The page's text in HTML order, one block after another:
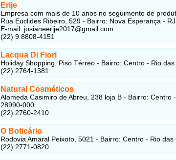
Erije
Empresa com mais de 10 anos no seguimento de
Rua Euclides Ribeiro, 529 - Bairro: Nova Esperança -
E-mail: josianeerije2017@gmail.com
(22) 9.8808-4151
Lacqua Di Fiori
Holiday Shopping, Piso Térreo - Bairro: Centro - Rio
(22) 2764-1381
Natural Cosméticos
Alameda Casimiro de Abreu, 238 loja B - Bairro: Centro
28990-000
(22) 2760-2410
O Boticário
Rodovia Amaral Peixoto, 5021 - Bairro: Centro - Rio
(22) 2771-0820